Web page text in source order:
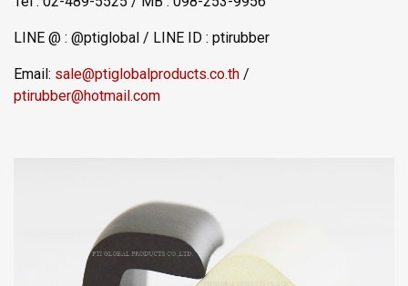
LINE @ : @ptiglobal / LINE ID : ptirubber
Email: sale@ptiglobalproducts.co.th /
ptirubber@hotmail.com